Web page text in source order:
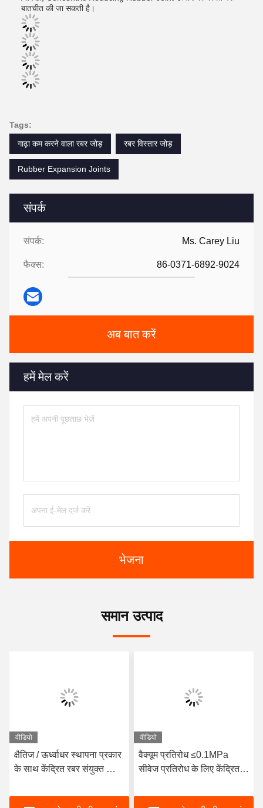
संपर्क
संपर्क: Ms. Carey Liu
फैक्स: 86-0371-6892-9024
अब बात करें
हमें मेल करें
भेजना
बातचीत की जा सकती है।
Tags:
गाढ़ा कम करने वाला रबर जोड़
रबर विस्तार जोड़
Rubber Expansion Joints
समान उत्पाद
वीडियो
क्षैतिज / ऊर्ध्वाधर स्थापना प्रकार
के साथ केंद्रित रबर संयुक्त का
वीडियो
वैक्यूम प्रतिरोध ≤0.1MPa
सीवेज प्रतिरोध के लिए केंद्रित